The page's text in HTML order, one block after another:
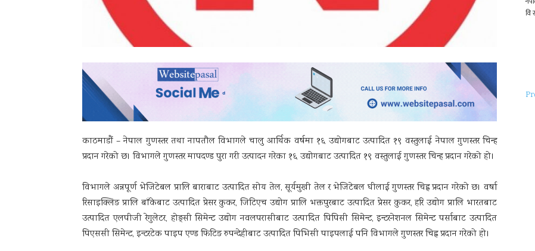
काठमाडाैं – नेपाल गुणस्तर तथा नापतौल विभागले चालु आर्थिक वर्षमा १६ उद्योगबाट उत्पादित १९ वस्तुलाई नेपाल गुणस्तर चिन्ह
प्रदान गरेको छ। विभागले गुणस्तर मापदण्ड पुरा गरी उत्पादन गरेका १६ उद्योगबाट उत्पादित १९ वस्तुलाई गुणस्तर चिन्ह प्रदान गरेको हो।
विभागले अन्नपूर्ण भेजिटेबल प्रालि बाराबाट उत्पादित सोय तेल, सूर्यमुखी तेल र भेजिटेबल घीलाई गुणस्तर चिह्न प्रदान गरेको छ। वर्षा
रिसाइक्लिङ प्रालि बाँकेबाट उत्पादित प्रेसर कुकर, जिटिएच उद्योग प्रालि भक्तपुरबाट उत्पादित प्रेसर कुकर, हरि उद्योग प्रालि भारतबाट
उत्पादित एलपीजी रेगुलेटर, होङ्सी सिमेन्ट उद्योग नवलपरासीबाट उत्पादित पिपिसी सिमेन्ट, इन्टरनेशनल सिमेन्ट पर्साबाट उत्पादित
पिएससी सिमेन्ट, इन्टरटेक पाइप एण्ड फिटिङ रुपन्देहीबाट उत्पादित पिभिसी पाइपलाई पनि विभागले गुणस्तर चिह्न प्रदान गरेको हो।